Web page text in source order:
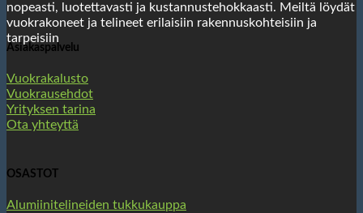
nopeasti, luotettavasti ja kustannustehokkaasti. Meiltä löydät
vuokrakoneet ja telineet erilaisiin rakennuskohteisiin ja
tarpeisiin
Asiakaspalvelu
Vuokrakalusto
Vuokrausehdot
Yrityksen tarina
Ota yhteyttä
OSASTOT
Alumiinitelineiden tukkukauppa